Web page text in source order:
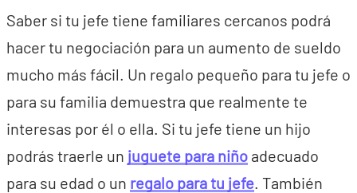
Saber si tu jefe tiene familiares cercanos podrá
hacer tu negociación para un aumento de sueldo
mucho más fácil. Un regalo pequeño para tu jefe o
para su familia demuestra que realmente te
interesas por él o ella. Si tu jefe tiene un hijo
podrás traerle un juguete para niño adecuado
para su edad o un regalo para tu jefe . También